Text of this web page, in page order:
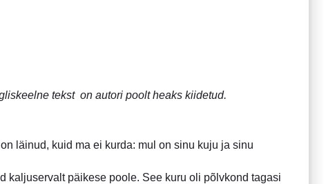
tekst on autori poolt heaks kiidetud.
läinud, kuid ma ei kurda: mul on sinu kuju ja sinu
kaljuservalt päikese poole. See kuru oli põlvkond tagasi